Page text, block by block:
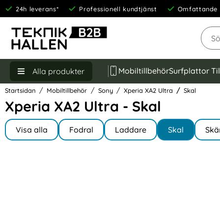
24h leverans* Professionell kundtjänst Omfattande
Sök
Alla produkter MobiltillbehörSurfplattor
Startsidan Mobiltillbehör Sony Xperia XA2 Ultra Skal
Xperia XA2 Ultra - Skal
Hoppa
produkter
Underkategorier
Visa alla
I Xperia XA2 UltraFodral Laddare Skal